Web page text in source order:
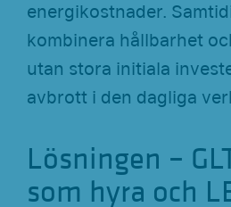
energikostnader.
kombinera hållbarhet
utan stora initiala
avbrott i den dagliga
Lösningen –
som hyra och